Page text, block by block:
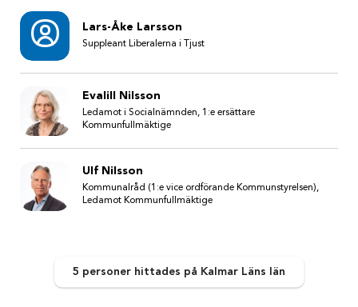
Lars-Åke Larsson
Suppleant Liberalerna i Tjust
Evalill Nilsson
Ledamot i Socialnämnden, 1:e ersättare
Kommunfullmäktige
Ulf Nilsson
Kommunalråd (1:e vice ordförande Kommunstyrelsen),
Ledamot Kommunfullmäktige
5 personer hittades på Kalmar Läns län